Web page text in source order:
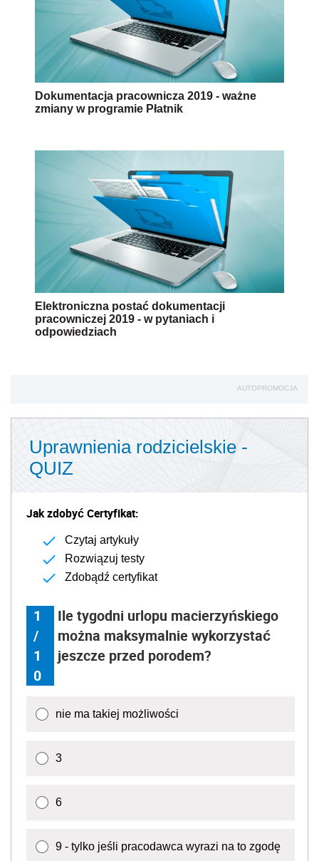
Dokumentacja pracownicza 2019 - ważne
zmiany w programie Płatnik
Elektroniczna postać dokumentacji
pracowniczej 2019 - w pytaniach i
odpowiedziach
AUTOPROMOCJA
Uprawnienia rodzicielskie -
QUIZ
Jak zdobyć Certyfikat:
Czytaj artykuły
Rozwiązuj testy
Zdobądź certyfikat
1
/
1
0
Ile tygodni urlopu macierzyńskiego
można maksymalnie wykorzystać
jeszcze przed porodem?
nie ma takiej możliwości
3
6
9 - tylko jeśli pracodawca wyrazi na to zgodę